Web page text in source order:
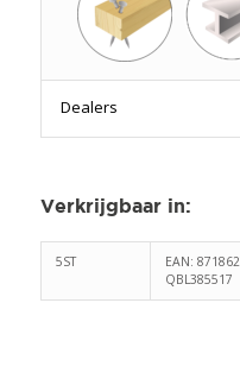
Dealers
Verkrijgbaar in:
5ST
EAN:
QBL385517